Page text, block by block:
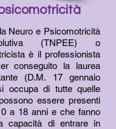
Neuro e Psicomotricità
(TNPEE) o
è il professionista
conseguito la laurea
(D.M. 17 gennaio
occupa di tutte quelle
essere presenti
a 18 anni e che fanno
capacità di entrare in